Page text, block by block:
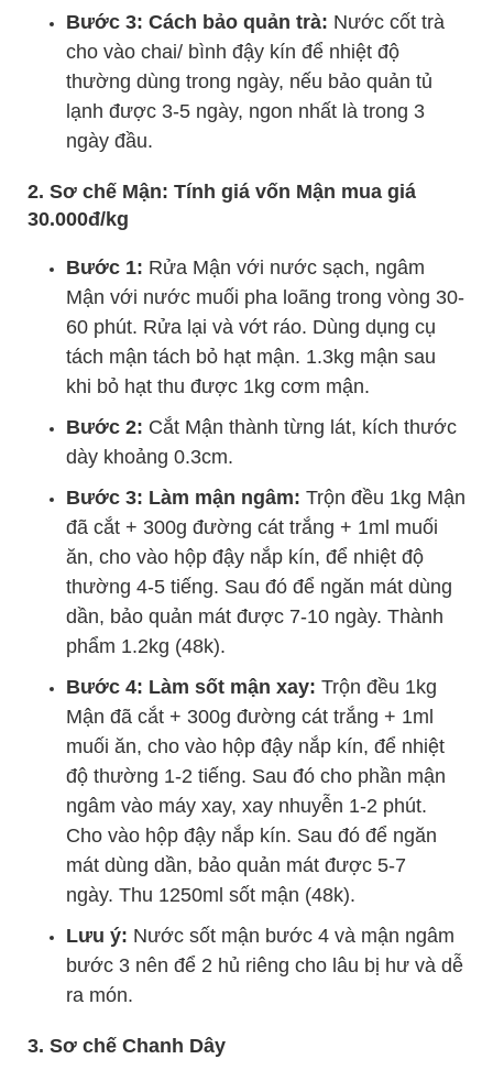
Bước 3: Cách bảo quản trà: Nước cốt trà
cho vào chai/ bình đậy kín để nhiệt độ
thường dùng trong ngày, nếu bảo quản tủ
lạnh được 3-5 ngày, ngon nhất là trong 3
ngày đầu.
2. Sơ chế Mận: Tính giá vốn Mận mua giá
30.000đ/kg
Bước 1: Rửa Mận với nước sạch, ngâm
Mận với nước muối pha loãng trong vòng 30-
60 phút. Rửa lại và vớt ráo. Dùng dụng cụ
tách mận tách bỏ hạt mận. 1.3kg mận sau
khi bỏ hạt thu được 1kg cơm mận.
Bước 2: Cắt Mận thành từng lát, kích thước
dày khoảng 0.3cm.
Bước 3: Làm mận ngâm: Trộn đều 1kg Mận
đã cắt + 300g đường cát trắng + 1ml muối
ăn, cho vào hộp đậy nắp kín, để nhiệt độ
thường 4-5 tiếng. Sau đó để ngăn mát dùng
dần, bảo quản mát được 7-10 ngày. Thành
phẩm 1.2kg (48k).
Bước 4: Làm sốt mận xay: Trộn đều 1kg
Mận đã cắt + 300g đường cát trắng + 1ml
muối ăn, cho vào hộp đậy nắp kín, để nhiệt
độ thường 1-2 tiếng. Sau đó cho phần mận
ngâm vào máy xay, xay nhuyễn 1-2 phút.
Cho vào hộp đậy nắp kín. Sau đó để ngăn
mát dùng dần, bảo quản mát được 5-7
ngày. Thu 1250ml sốt mận (48k).
Lưu ý: Nước sốt mận bước 4 và mận ngâm
bước 3 nên để 2 hủ riêng cho lâu bị hư và dễ
ra món.
3. Sơ chế Chanh Dây